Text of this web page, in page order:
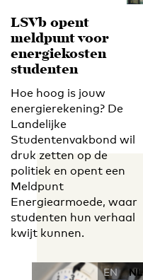
LSVb opent
meldpunt voor
energiekosten
studenten
Hoe hoog is jouw
energierekening? De
Landelijke
Studentenvakbond wil
druk zetten op de
politiek en opent een
Meldpunt
Energiearmoede, waar
studenten hun verhaal
kwijt kunnen.
EN NL